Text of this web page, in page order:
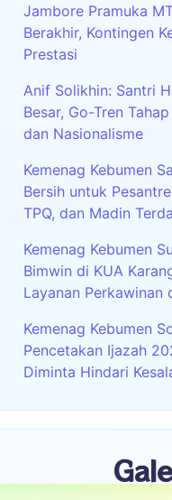
Jambore Pramuka
Berakhir, Kontingen
Prestasi
Anif Solikhin: Santri
Besar, Go-Tren
dan Nasionalisme
Kemenag Kebumen
Bersih untuk
TPQ, dan Madin
Kemenag Kebumen
Bimwin di KUA
Layanan Perkawinan
Kemenag Kebumen
Pencetakan Ijazah
Diminta Hindari